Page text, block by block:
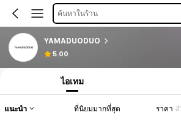
ค้นหาในร้าน
YAMADUODUO
5.00
ไอเทม
แนะนำ ที่นิยมมากที่สุด ราคา